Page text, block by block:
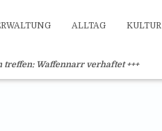
ALLTAG KULTUR
treffen: Waffennarr verhaftet +++